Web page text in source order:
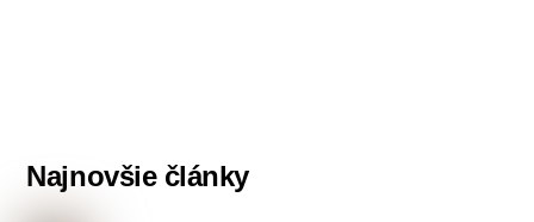
Najnovšie články